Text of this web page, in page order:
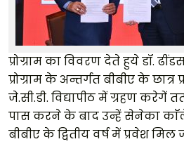
प्रोग्राम का विवरण देते हुये डॉ.
प्रोग्राम के अन्तर्गत बीबीए के छात्र
जे.सी.डी. विद्यापीठ में ग्रहण करेगें
पास करने के बाद उन्हें सेनेका
बीबीए के द्वितीय वर्ष में प्रवेश मिल